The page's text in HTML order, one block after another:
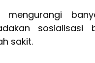
mengurangi
sosialisasi
sakit.